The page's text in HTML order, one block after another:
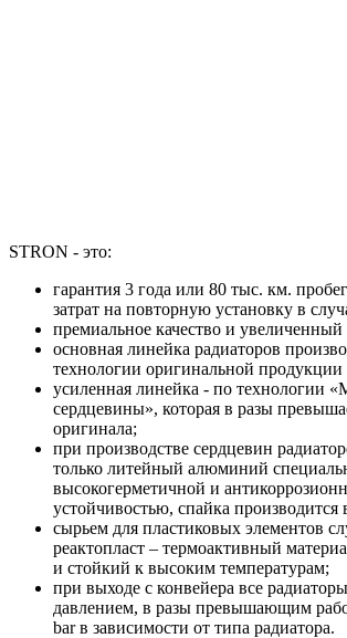
STRON - это:
гарантия 3 года или 80 тыс. км.
затрат на повторную установку в
премиальное качество и увеличенный
основная линейка радиаторов
технологии оригинальной
усиленная линейка - по технологии
сердцевины», которая в разы
оригинала;
при производстве сердцевин
только литейный алюминий
высокогерметичной и
устойчивостью, спайка производится
сырьем для пластиковых элементов
реактопласт – термоактивный
и стойкий к высоким температурам;
при выходе с конвейера все
давлением, в разы превышающим
bar в зависимости от типа радиатора.